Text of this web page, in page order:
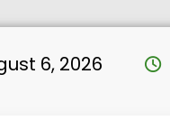
6, 2026